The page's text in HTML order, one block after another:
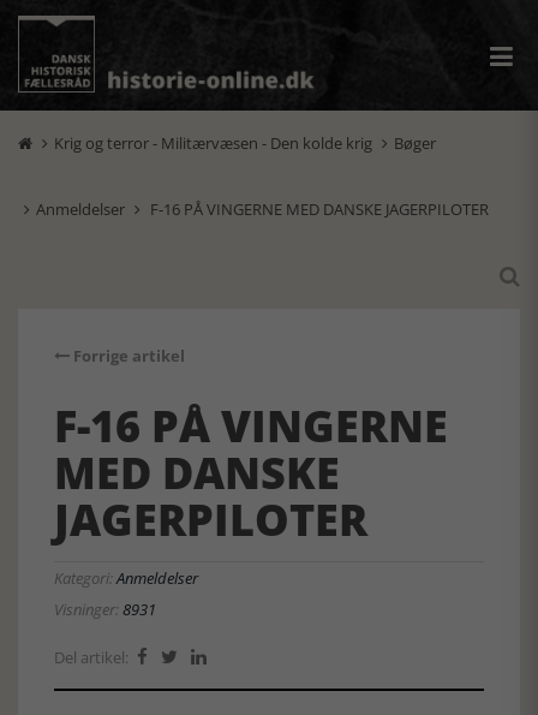
 Krig og terror - Militærvæsen - Den kolde krig  Bøger
 Anmeldelser  F-16 PÅ VINGERNE MED DANSKE JAGERPILOTER

Forrige artikel
F-16 PÅ VINGERNE
MED DANSKE
JAGERPILOTER
Kategori:Anmeldelser
Visninger:8931
Del artikel:   